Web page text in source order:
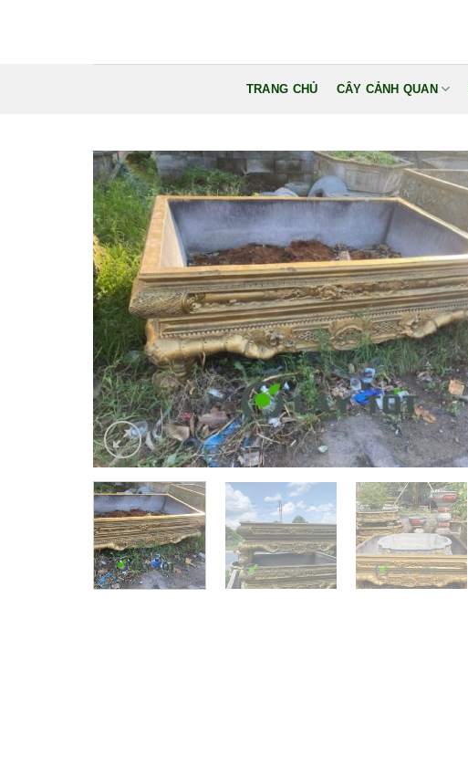
TRANG CHỦ CÂY CẢNH QUAN